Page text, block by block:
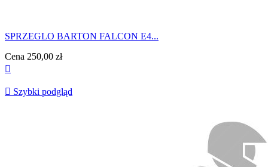
SPRZEGLO BARTON FALCON E4...
Cena 250,00 zł

 Szybki podgląd